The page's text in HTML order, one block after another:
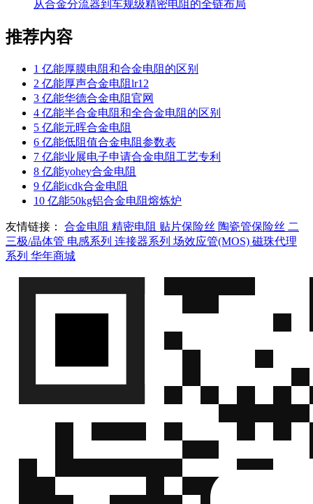
从合金分流器到车规级精密电阻的全链布局
推荐内容
1 亿能厚膜电阻和合金电阻的区别
2 亿能厚声合金电阻lr12
3 亿能华德合金电阻官网
4 亿能半合金电阻和全合金电阻的区别
5 亿能元晖合金电阻
6 亿能低阻值合金电阻参数表
7 亿能业展电子申请合金电阻工艺专利
8 亿能yohey合金电阻
9 亿能icdk合金电阻
10 亿能50kg铝合金电阻熔炼炉
友情链接： 合金电阻 精密电阻 贴片保险丝 陶瓷管保险丝 二
三极/晶体管 电感系列 连接器系列 场效应管(MOS) 磁珠代理
系列 华年商城